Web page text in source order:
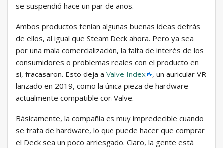
se suspendió hace un par de años.
Ambos productos tenían algunas buenas ideas detrás
de ellos, al igual que Steam Deck ahora. Pero ya sea
por una mala comercialización, la falta de interés de los
consumidores o problemas reales con el producto en
sí, fracasaron. Esto deja a Valve Index
, un auricular VR
lanzado en 2019, como la única pieza de hardware
actualmente compatible con Valve.
Básicamente, la compañía es muy impredecible cuando
se trata de hardware, lo que puede hacer que comprar
el Deck sea un poco arriesgado. Claro, la gente está